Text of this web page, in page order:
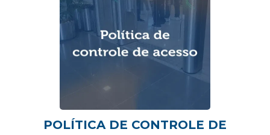
POLÍTICA DE CONTROLE DE